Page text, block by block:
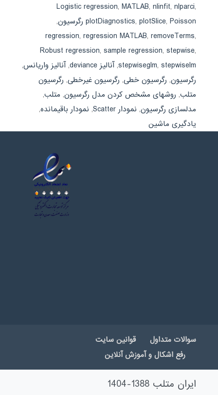
Logistic regression,MATLAB,nlinfit,nlparci,
plotDiagnostics,plotSlice,Poisson رگرسیون
,
regression,regression MATLAB,removeTerms,
Robust regression,sample regression,stepwise,
stepwiseglm,stepwiselm
,آنالیز deviance ,آنالیز واریانس,
رگرسیون, رگرسیون خطی, رگرسیون غیرخطی, رگرسیون
متلب, روشهای مشخص کردن مدل رگرسیون, متلب,
مدلسازی رگرسیون, نمودار Scatter , نمودار باقیمانده,
یادگیری ماشین
سوالات متداول
قوانین سایت
رفع اشکال و آموزش آنلاین
ایران متلب 1388-1404